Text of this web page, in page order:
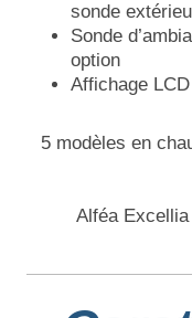
sonde
Sonde
option
Affichage
5 modèles en
Alféa